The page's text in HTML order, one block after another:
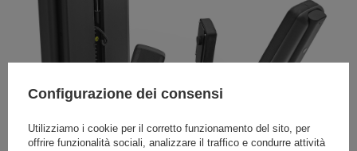
Configurazione dei consensi
Utilizziamo i cookie per il corretto funzionamento del sito, per
offrire funzionalità sociali, analizzare il traffico e condurre attività